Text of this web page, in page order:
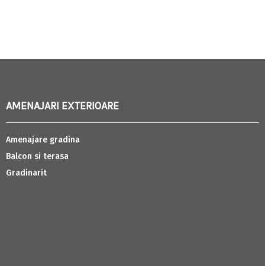
AMENAJARI EXTERIOARE
Amenajare gradina
Balcon si terasa
Gradinarit